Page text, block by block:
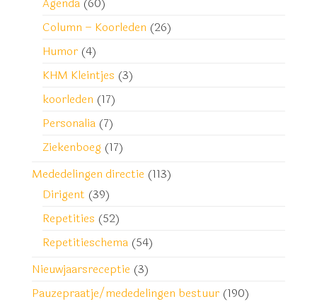
Column – Koorleden (26)
Humor (4)
KHM Kleintjes (3)
koorleden (17)
Personalia (7)
Ziekenboeg (17)
Mededelingen directie (113)
Dirigent (39)
Repetities (52)
Repetitieschema (54)
Nieuwjaarsreceptie (3)
Pauzepraatje/mededelingen bestuur (190)